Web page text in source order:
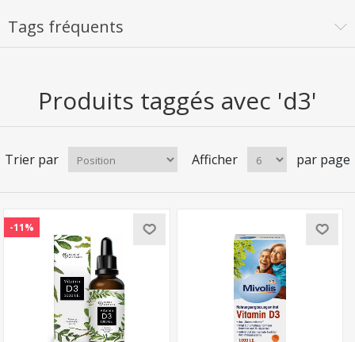
Tags fréquents
Produits taggés avec 'd3'
Trier par Afficher par page
-11%